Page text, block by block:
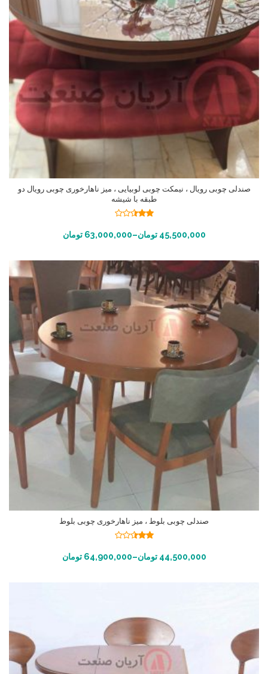
صندلی چوبی رویال ، نیمکت چوبی لوبیایی ، میز ناهارخوری چوبی رویال دو
طبقه با شیشه
از 5
45,500,000 تومان–
63,000,000 تومان انتخاب گزینه ها
صندلی چوبی بلوط ، میز ناهارخوری چوبی بلوط
از 5
44,500,000 تومان–
64,900,000 تومان انتخاب گزینه ها